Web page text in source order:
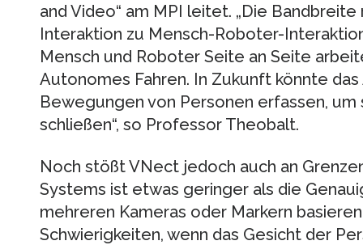
and Video“ am MPI leitet. „Die
Interaktion zu Mensch-Roboter-
Mensch und Roboter Seite an Seite
Autonomes Fahren. In Zukunft könnte
Bewegungen von Personen erfassen,
schließen“, so Professor Theobalt.
Noch stößt VNect jedoch auch an
Systems ist etwas geringer als die
mehreren Kameras oder Markern
Schwierigkeiten, wenn das Gesicht der